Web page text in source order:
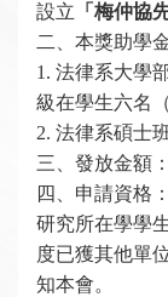
設立 「梅仲協
二、本獎助學
1. 法律系大學
級在學生六名
2. 法律系碩士
三、發放金額
四、申請資格
研究所在學學
度已獲其他單
知本會。